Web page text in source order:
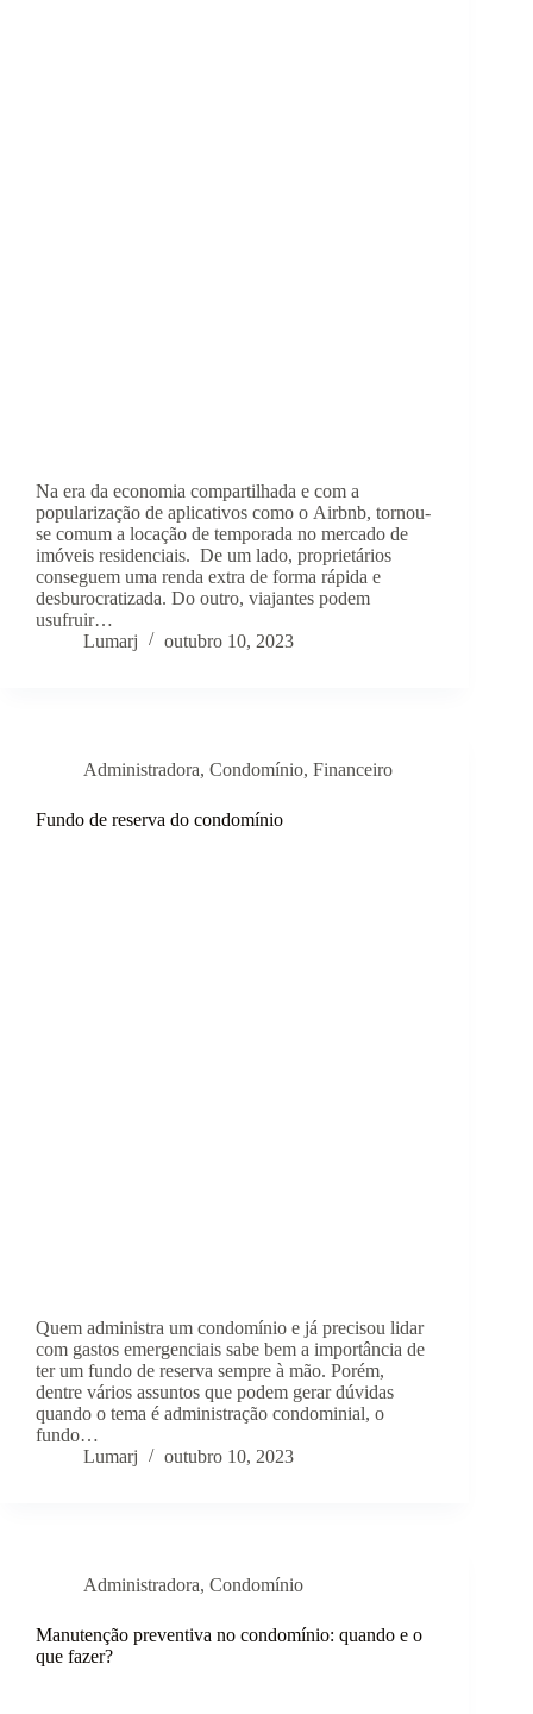
Na era da economia compartilhada e com a
popularização de aplicativos como o Airbnb, tornou-
se comum a locação de temporada no mercado de
imóveis residenciais. De um lado, proprietários
conseguem uma renda extra de forma rápida e
desburocratizada. Do outro, viajantes podem
usufruir…
Lumarj
outubro 10, 2023
Administradora, Condomínio, Financeiro
Fundo de reserva do condomínio
Quem administra um condomínio e já precisou lidar
com gastos emergenciais sabe bem a importância de
ter um fundo de reserva sempre à mão. Porém,
dentre vários assuntos que podem gerar dúvidas
quando o tema é administração condominial, o
fundo…
Lumarj
outubro 10, 2023
Administradora, Condomínio
Manutenção preventiva no condomínio: quando e o
que fazer?